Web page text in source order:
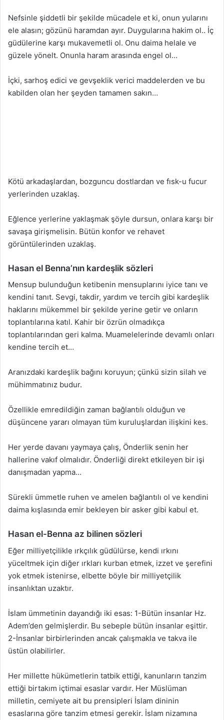
Nefsinle şiddetli bir şekilde mücadele et ki, onun yularını
ele alasın; gözünü haramdan ayır. Duygularına hakim ol.. İç
güdülerine karşı mukavemetli ol. Onu daima helale ve
güzele yönelt. Onunla haram arasında engel ol…
İçki, sarhoş edici ve gevşeklik verici maddelerden ve bu
kabilden olan her şeyden tamamen sakın…
Kötü arkadaşlardan, bozguncu dostlardan ve fısk-u fucur
yerlerinden uzaklaş.
Eğlence yerlerine yaklaşmak şöyle dursun, onlara karşı bir
savaşa girişmelisin. Bütün konfor ve rehavet
görüntülerinden uzaklaş.
Hasan el Benna’nın kardeşlik sözleri
Mensup bulunduğun ketibenin mensuplarını iyice tanı ve
kendini tanıt. Sevgi, takdir, yardım ve tercih gibi kardeşlik
haklarını mükemmel bir şekilde yerine getir ve onların
toplantılarına katıl. Kahir bir özrün olmadıkça
toplantılarından geri kalma. Muamelelerinde devamlı onları
kendine tercih et…
Aranızdaki kardeşlik bağını koruyun; çünkü sizin silah ve
mühimmatınız budur.
Özellikle emredildiğin zaman bağlantılı olduğun ve
düşüncene yararı olmayan tüm kuruluşlardan ilişkini kes.
Her yerde davanı yaymaya çalış, Önderlik senin her
hallerine vakıf olmalıdır. Önderliği direkt etkileyen bir işi
danışmadan yapma…
Sürekli ümmetle ruhen ve amelen bağlantılı ol ve kendini
daima kışlasında emir bekleyen bir asker gibi kabul et.
Hasan el-Benna az bilinen sözleri
Eğer milliyetçilikle ırkçılık güdülürse, kendi ırkını
yüceltmek için diğer ırkları kurban etmek, izzet ve şerefini
yok etmek istenirse, elbette böyle bir milliyetçilik
insanlıktan uzaktır.
İslam ümmetinin dayandığı iki esas: 1-Bütün insanlar Hz.
Adem’den gelmişlerdir. Bu sebeple bütün insanlar eşittir.
2-İnsanlar birbirlerinden ancak çalışmakla ve takva ile
üstün olabilirler.
Her millette hükümetlerin tatbik ettiği, kanunların tanzim
ettiği birtakım içtimai esaslar vardır. Her Müslüman
milletin, cemiyete ait bu prensipleri İslam dininin
esaslarına göre tanzim etmesi gerekir. İslam nizamına